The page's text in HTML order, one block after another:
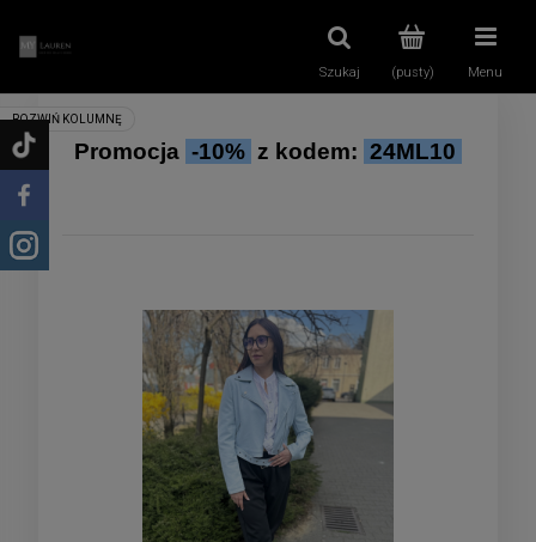
(pusty)
Szukaj Menu
Promocja -10% z kodem: 24ML10